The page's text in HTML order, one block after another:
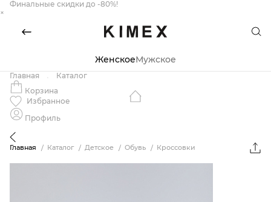
Финальные скидки до -80%!
×
ЖенскоеМужское
Главная
Каталог
Корзина
Избранное
Профиль
Главная Каталог Детское Обувь Кроссовки